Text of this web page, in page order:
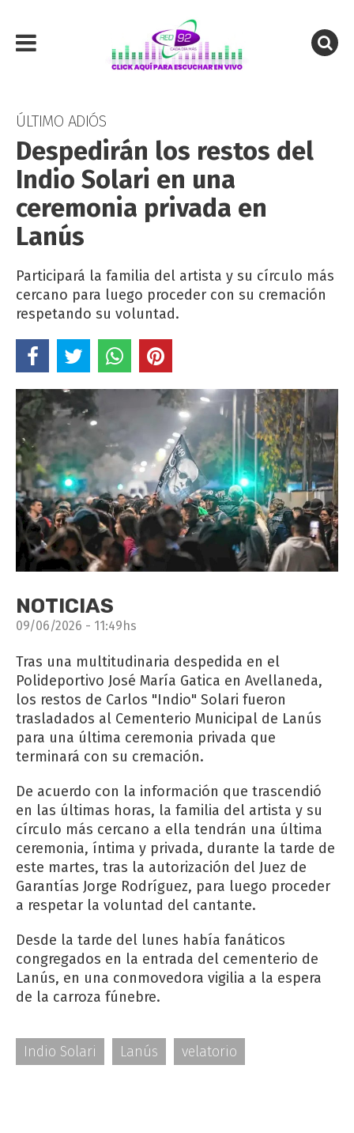
ÚLTIMO ADIÓS
Despedirán los restos del
Indio Solari en una
ceremonia privada en
Lanús
Participará la familia del artista y su círculo más
cercano para luego proceder con su cremación
respetando su voluntad.
NOTICIAS
09/06/2026 - 11:49hs
Tras una multitudinaria despedida en el
Polideportivo José María Gatica en Avellaneda,
los restos de Carlos "Indio" Solari fueron
trasladados al Cementerio Municipal de Lanús
para una última ceremonia privada que
terminará con su cremación.
De acuerdo con la información que trascendió
en las últimas horas, la familia del artista y su
círculo más cercano a ella tendrán una última
ceremonia, íntima y privada, durante la tarde de
este martes, tras la autorización del Juez de
Garantías Jorge Rodríguez, para luego proceder
a respetar la voluntad del cantante.
Desde la tarde del lunes había fanáticos
congregados en la entrada del cementerio de
Lanús, en una conmovedora vigilia a la espera
de la carroza fúnebre.
Indio Solari Lanús velatorio